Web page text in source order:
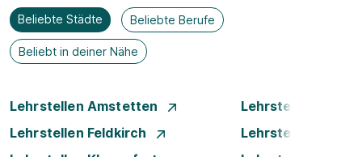
Beliebte Städte Beliebte Berufe
Beliebt in deiner Nähe
Lehrstellen Amstetten
Lehrstellen
Lehrstellen Feldkirch
Lehrstellen Graz